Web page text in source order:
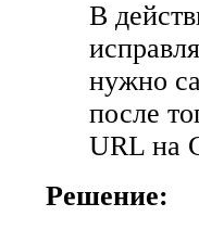
В
нужно
после
URL на
Решение: